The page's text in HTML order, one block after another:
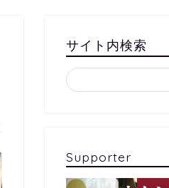
サイト内検索
Supporter